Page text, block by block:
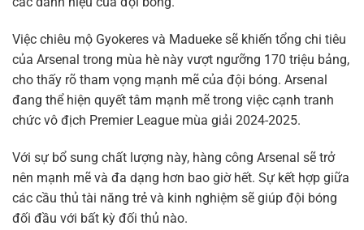
Việc chiêu mộ Gyokeres và Madueke sẽ khiến tổng chi tiêu
của Arsenal trong mùa hè này vượt ngưỡng 170 triệu bảng,
cho thấy rõ tham vọng mạnh mẽ của đội bóng. Arsenal
đang thể hiện quyết tâm mạnh mẽ trong việc cạnh tranh
chức vô địch Premier League mùa giải 2024-2025.
Với sự bổ sung chất lượng này, hàng công Arsenal sẽ trở
nên mạnh mẽ và đa dạng hơn bao giờ hết. Sự kết hợp giữa
các cầu thủ tài năng trẻ và kinh nghiệm sẽ giúp đội bóng
đối đầu với bất kỳ đối thủ nào.